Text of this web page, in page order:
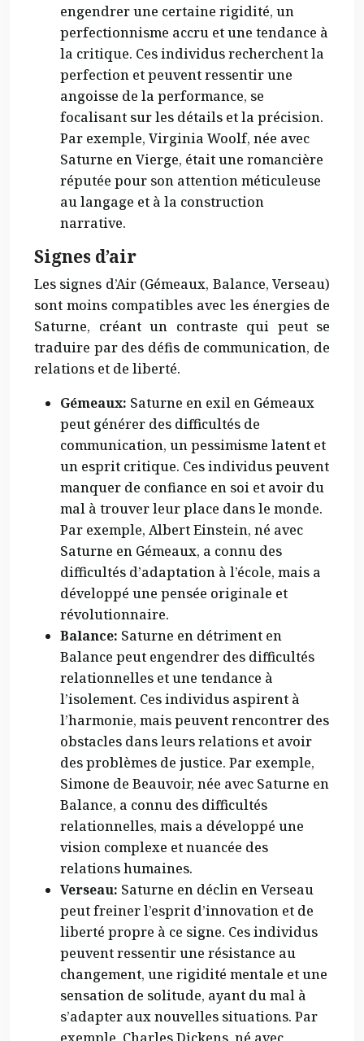
engendrer une certaine rigidité, un
perfectionnisme accru et une tendance à
la critique. Ces individus recherchent la
perfection et peuvent ressentir une
angoisse de la performance, se
focalisant sur les détails et la précision.
Par exemple, Virginia Woolf, née avec
Saturne en Vierge, était une romancière
réputée pour son attention méticuleuse
au langage et à la construction
narrative.
Signes d’air
Les signes d’Air (Gémeaux, Balance, Verseau)
sont moins compatibles avec les énergies de
Saturne, créant un contraste qui peut se
traduire par des défis de communication, de
relations et de liberté.
Gémeaux: Saturne en exil en Gémeaux
peut générer des difficultés de
communication, un pessimisme latent et
un esprit critique. Ces individus peuvent
manquer de confiance en soi et avoir du
mal à trouver leur place dans le monde.
Par exemple, Albert Einstein, né avec
Saturne en Gémeaux, a connu des
difficultés d’adaptation à l’école, mais a
développé une pensée originale et
révolutionnaire.
Balance: Saturne en détriment en
Balance peut engendrer des difficultés
relationnelles et une tendance à
l’isolement. Ces individus aspirent à
l’harmonie, mais peuvent rencontrer des
obstacles dans leurs relations et avoir
des problèmes de justice. Par exemple,
Simone de Beauvoir, née avec Saturne en
Balance, a connu des difficultés
relationnelles, mais a développé une
vision complexe et nuancée des
relations humaines.
Verseau: Saturne en déclin en Verseau
peut freiner l’esprit d’innovation et de
liberté propre à ce signe. Ces individus
peuvent ressentir une résistance au
changement, une rigidité mentale et une
sensation de solitude, ayant du mal à
s’adapter aux nouvelles situations. Par